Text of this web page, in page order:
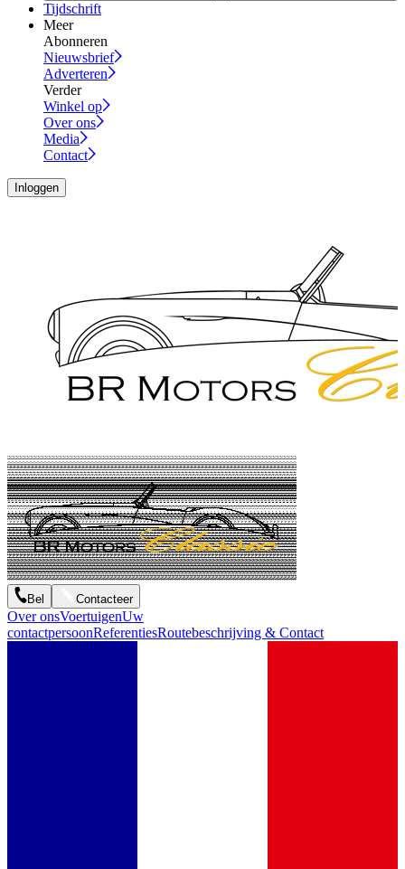
Tijdschrift
Meer
Abonneren
Nieuwsbrief
Adverteren
Verder
Winkel op
Over ons
Media
Contact
Inloggen
Bel Contacteer
Over onsVoertuigenUw
contactpersoonReferentiesRoutebeschrijving & Contact